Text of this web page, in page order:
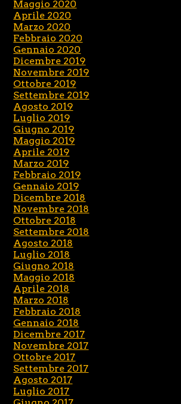
Maggio 2020
Aprile 2020
Marzo 2020
Febbraio 2020
Gennaio 2020
Dicembre 2019
Novembre 2019
Ottobre 2019
Settembre 2019
Agosto 2019
Luglio 2019
Giugno 2019
Maggio 2019
Aprile 2019
Marzo 2019
Febbraio 2019
Gennaio 2019
Dicembre 2018
Novembre 2018
Ottobre 2018
Settembre 2018
Agosto 2018
Luglio 2018
Giugno 2018
Maggio 2018
Aprile 2018
Marzo 2018
Febbraio 2018
Gennaio 2018
Dicembre 2017
Novembre 2017
Ottobre 2017
Settembre 2017
Agosto 2017
Luglio 2017